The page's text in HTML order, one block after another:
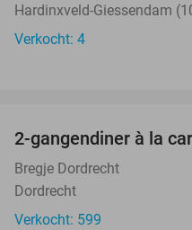
Hardinxveld-Giessendam
Verkocht: 4
2-gangendiner à la
Bregje Dordrecht
Dordrecht
Verkocht: 599